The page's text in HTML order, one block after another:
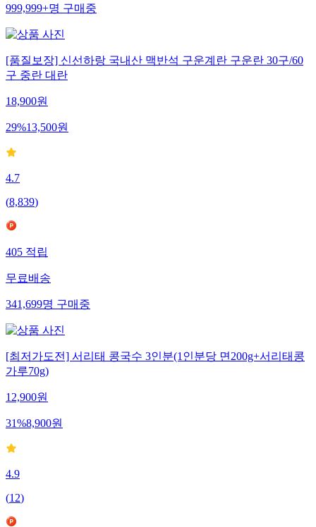
999,999+명 구매중
[품질보장] 신선하랑 국내산 맥반석 구운계란 구운란 30구/60
구 중란 대란
18,900원
29%13,500원
4.7
(8,839)
405 적립
무료배송
341,699명 구매중
[최저가도전] 서리태 콩국수 3인분(1인분당 면200g+서리태콩
가루70g)
12,900원
31%8,900원
4.9
(12)